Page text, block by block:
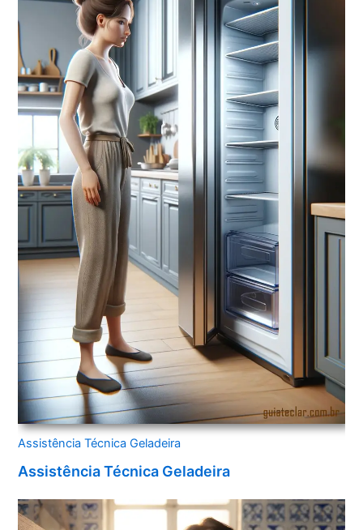
Assistência Técnica Geladeira
Assistência Técnica Geladeira